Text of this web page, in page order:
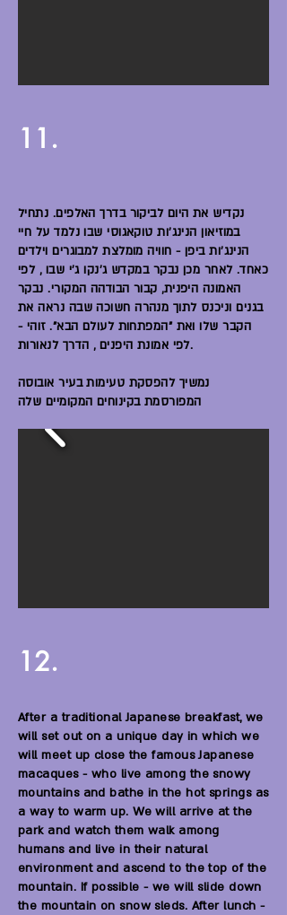
11.
נקדיש את היום לביקור בדרך האלפים. נתחיל
במוזיאון הנינג'ות טוקאגוסי שבו נלמד על חיי
הנינג'ות ביפן - חוויה מומלצת למבוגרים וילדים
כאחד. לאחר מכן נבקר במקדש ג'נקו ג'י שבו , לפי
האמונה היפנית, קבור הבודהה המקורי. נבקר
בגנים וניכנס לתוך מנהרה חשוכה שבה נראה את
הקבר שלו ואת "המפתחות לעולם הבא". זוהי -
לפי אמונת היפנים , הדרך לנאורות.
נמשיך להפסקת טעימות בעיר אובוסה
12.
After a traditional Japanese breakfast, we
will set out on a unique day in which we
will meet up close the famous Japanese
macaques - who live among the snowy
mountains and bathe in the hot springs as
a way to warm up. We will arrive at the
park and watch them walk among
humans and live in their natural
environment and ascend to the top of the
mountain. If possible - we will slide down
the mountain on snow sleds. After lunch -